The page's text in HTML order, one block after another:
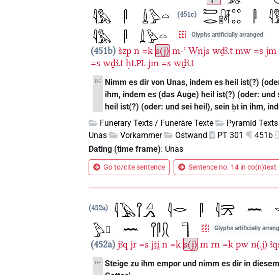
451c
Glyphs artificially arranged
451b šzp n =k s(j) m-ꜥ Wnjs wḏꜣ.t mw =s jm
=s wḏꜣ.t ḥt.PL jm =s wḏꜣ.t
DE
Nimm es dir von Unas, indem es heil ist(?)
ihm, indem es (das Auge) heil ist(?) (oder:
heil ist(?) (oder: und sei heil), sein ḥtin ihm,
Funerary Texts / Funeräre Texte
Pyramid
Unas
Vorkammer Ostwand PT 301 451b
Dating (time frame): Unas
Go to/cite sentence Sentence no. 14 in co(n)text
452a
Glyphs artificially
452a jꜣq jr =s jṯi̯ n =k s(j) m rn =k pw n(.j)
DE Steige zu ihm empor und nimm es dir in